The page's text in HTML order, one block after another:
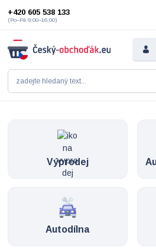
+420 605 538 133
(Po–Pá 9:00–16:00)
Výprodej
Autodílna